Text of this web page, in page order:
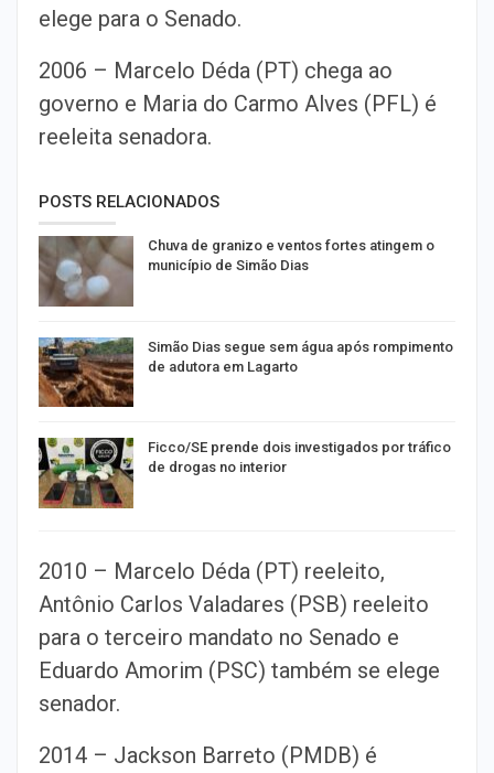
elege para o Senado.
2006 – Marcelo Déda (PT) chega ao
governo e Maria do Carmo Alves (PFL) é
reeleita senadora.
POSTS RELACIONADOS
Chuva de granizo e ventos fortes atingem o
município de Simão Dias
Simão Dias segue sem água após rompimento
de adutora em Lagarto
Ficco/SE prende dois investigados por tráfico
de drogas no interior
2010 – Marcelo Déda (PT) reeleito,
Antônio Carlos Valadares (PSB) reeleito
para o terceiro mandato no Senado e
Eduardo Amorim (PSC) também se elege
senador.
2014 – Jackson Barreto (PMDB) é